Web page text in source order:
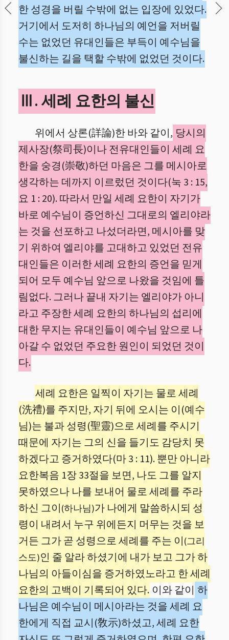
한 성경을 버릴 수밖에 없는 입장에 있었다.
거기에서 도저히 하나님의 예언을 저버릴
수는 없었던 유대인들은 부득이 예수님을
불신하는 길을 택할 수밖에 없었던 것이다.
Ⅲ. 세례 요한의 불신
위에서 상론(詳論)한 바와 같이, 당시의
제사장(祭司長)이나 전유대인들이 세례 요
한을 숭경(崇敬)하던 마음은 그를 메시아로
생각하는 데까지 이르렀던 것이다(눅 3 : 15,
요 1 : 20). 따라서 만일 세례 요한이 자기가
바로 예수님이 증언하신 그대로의 엘리야라
는 것을 선포하고 나섰더라면, 메시아를 맞
기 위하여 엘리야를 고대하고 있었던 전유
대인들은 이러한 세례 요한의 증언을 믿게
되어 모두 예수님 앞으로 나왔을 것임에 틀
림없다. 그러나 끝내 자기는 엘리야가 아니
라고 주장한 세례 요한의 하나님의 섭리에
대한 무지는 유대인들이 예수님 앞으로 나
아갈 수 없었던 주요한 원인이 되었던 것이
다.
세례 요한은 일찍이 자기는 물로 세례
(洗禮)를 주지만, 자기 뒤에 오시는 이(예수
님)는 불과 성령(聖靈)으로 세례를 주시기
때문에 자기는 그의 신을 들기도 감당치 못
하겠다고 증거하였다(마 3 : 11). 뿐만 아니라
요한복음 1장 33절을 보면, 나도 그를 알지
못하였으나 나를 보내어 물로 세례를 주라
하신 그이(하나님)가 나에게 말씀하시되 성
령이 내려서 누구 위에든지 머무는 것을 보
거든 그가 곧 성령으로 세례를 주는 이(그리
스도)인 줄 알라 하셨기에 내가 보고 그가 하
나님의 아들이심을 증거하였노라고 한 세례
요한의 고백이 기록되어 있다. 이와 같이 하
나님은 예수님이 메시아라는 것을 세례 요
한에게 직접 교시(敎示)하셨고, 세례 요한